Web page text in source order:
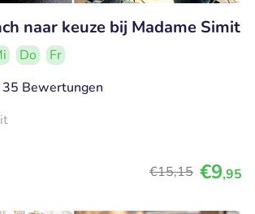
naar keuze bij Madame Simit
Do
Fr
35 Bewertungen
€15,15 €9,95